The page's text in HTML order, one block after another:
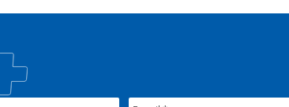
#oSUSquefazemos